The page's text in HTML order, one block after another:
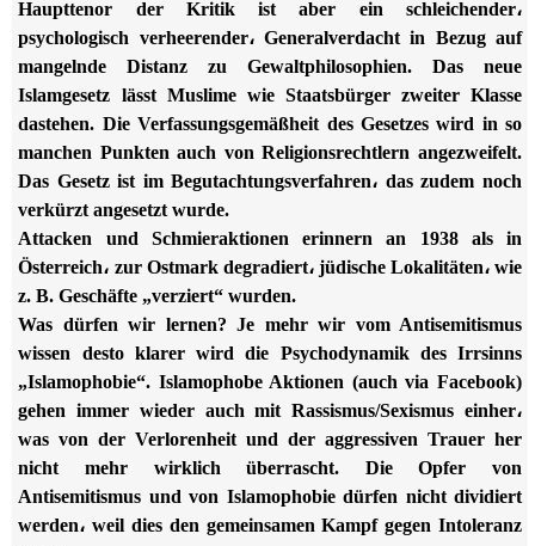
Haupttenor der Kritik ist aber ein schleichender،
psychologisch verheerender، Generalverdacht in Bezug auf
mangelnde Distanz zu Gewaltphilosophien. Das neue
Islamgesetz lässt Muslime wie Staatsbürger zweiter Klasse
dastehen. Die Verfassungsgemäßheit des Gesetzes wird in so
manchen Punkten auch von Religionsrechtlern angezweifelt.
Das Gesetz ist im Begutachtungsverfahren، das zudem noch
verkürzt angesetzt wurde.
Attacken und Schmieraktionen erinnern an 1938 als in
Österreich، zur Ostmark degradiert، jüdische Lokalitäten، wie
z. B. Geschäfte „verziert“ wurden.
Was dürfen wir lernen? Je mehr wir vom Antisemitismus
wissen desto klarer wird die Psychodynamik des Irrsinns
„Islamophobie“. Islamophobe Aktionen (auch via Facebook)
gehen immer wieder auch mit Rassismus/Sexismus einher،
was von der Verlorenheit und der aggressiven Trauer her
nicht mehr wirklich überrascht. Die Opfer von
Antisemitismus und von Islamophobie dürfen nicht dividiert
werden، weil dies den gemeinsamen Kampf gegen Intoleranz